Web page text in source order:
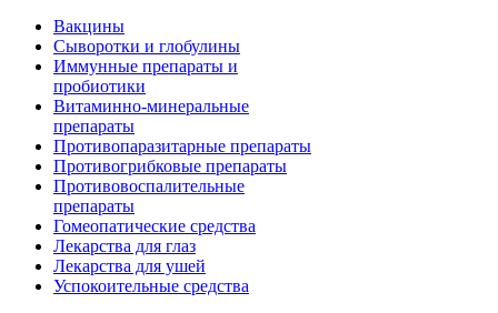
Вакцины
Сыворотки и глобулины
Иммунные препараты и
пробиотики
Витаминно-минеральные
препараты
Противопаразитарные препараты
Противогрибковые препараты
Противовоспалительные
препараты
Гомеопатические средства
Лекарства для глаз
Лекарства для ушей
Успокоительные средства